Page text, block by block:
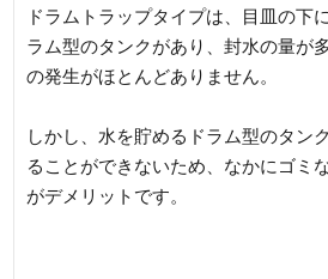
ドラムトラップタイプは、目皿の下
ラム型のタンクがあり、封水の量が
の発生がほとんどありません。
しかし、水を貯めるドラム型のタン
ることができないため、なかにゴミ
がデメリットです。